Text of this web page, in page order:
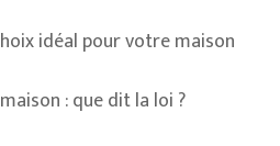
idéal pour votre maison
: que dit la loi ?